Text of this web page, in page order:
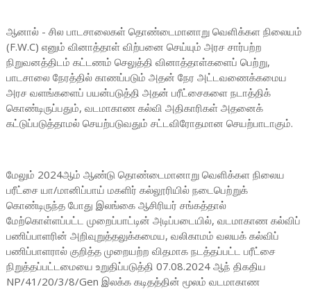
ஆனால் - சில பாடசாலைகள் தொண்டைமானாறு வெளிக்கள நிலையம்
(F.W.C) எனும் வினாத்தாள் விற்பனை செய்யும் அரச சார்பற்ற
நிறுவனத்திடம் கட்டணம் செலுத்தி வினாத்தாள்களைப் பெற்று,
பாடசாலை நேரத்தில் காணப்படும் அதன் நேர அட்டவணைக்கமைய
அரச வளங்களைப் பயன்படுத்தி அதன் பரீட்சைகளை நடாத்திக்
கொண்டிருப்பதும், வடமாகாண கல்வி அதிகாரிகள் அதனைக்
கட்டுப்படுத்தாமல் செயற்படுவதும் சட்டவிரோதமான செயற்பாடாகும்.
மேலும் 2024ஆம் ஆண்டு தொண்டைமானாறு வெளிக்கள நிலைய
பரீட்சை யா/மானிப்பாய் மகளிர் கல்லூரியில் நடைபெற்றுக்
கொண்டிருந்த போது இலங்கை ஆசிரியர் சங்கத்தால்
மேற்கொள்ளப்பட்ட முறைப்பாட்டின் அடிப்படையில், வடமாகாண கல்விப்
பணிப்பாளரின் அறிவுறுத்தலுக்கமைய, வலிகாமம் வலயக் கல்விப்
பணிப்பாளரால் குறித்த முறையற்ற விதமாக நடத்தப்பட்ட பரீட்சை
நிறுத்தப்பட்டமையை உறுதிப்படுத்தி 07.08.2024 ஆந் திகதிய
NP/41/20/3/8/Gen இலக்க கடிதத்தின் மூலம் வடமாகாண